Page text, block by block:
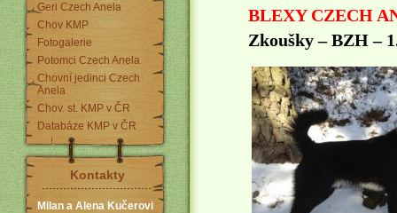
Geri Czech Anela
Chov KMP
Fotogalerie
Potomci Czech Anela
Chovní jedinci Czech
Anela
Chov. st. KMP v ČR
Databáze KMP v ČR
Kontakty
Milan a Alena Kučerovi
BLEXY CZECH
Zkoušky – BZH –